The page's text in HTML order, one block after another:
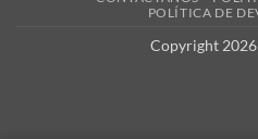
POLÍTICA DE
Copyright 2026